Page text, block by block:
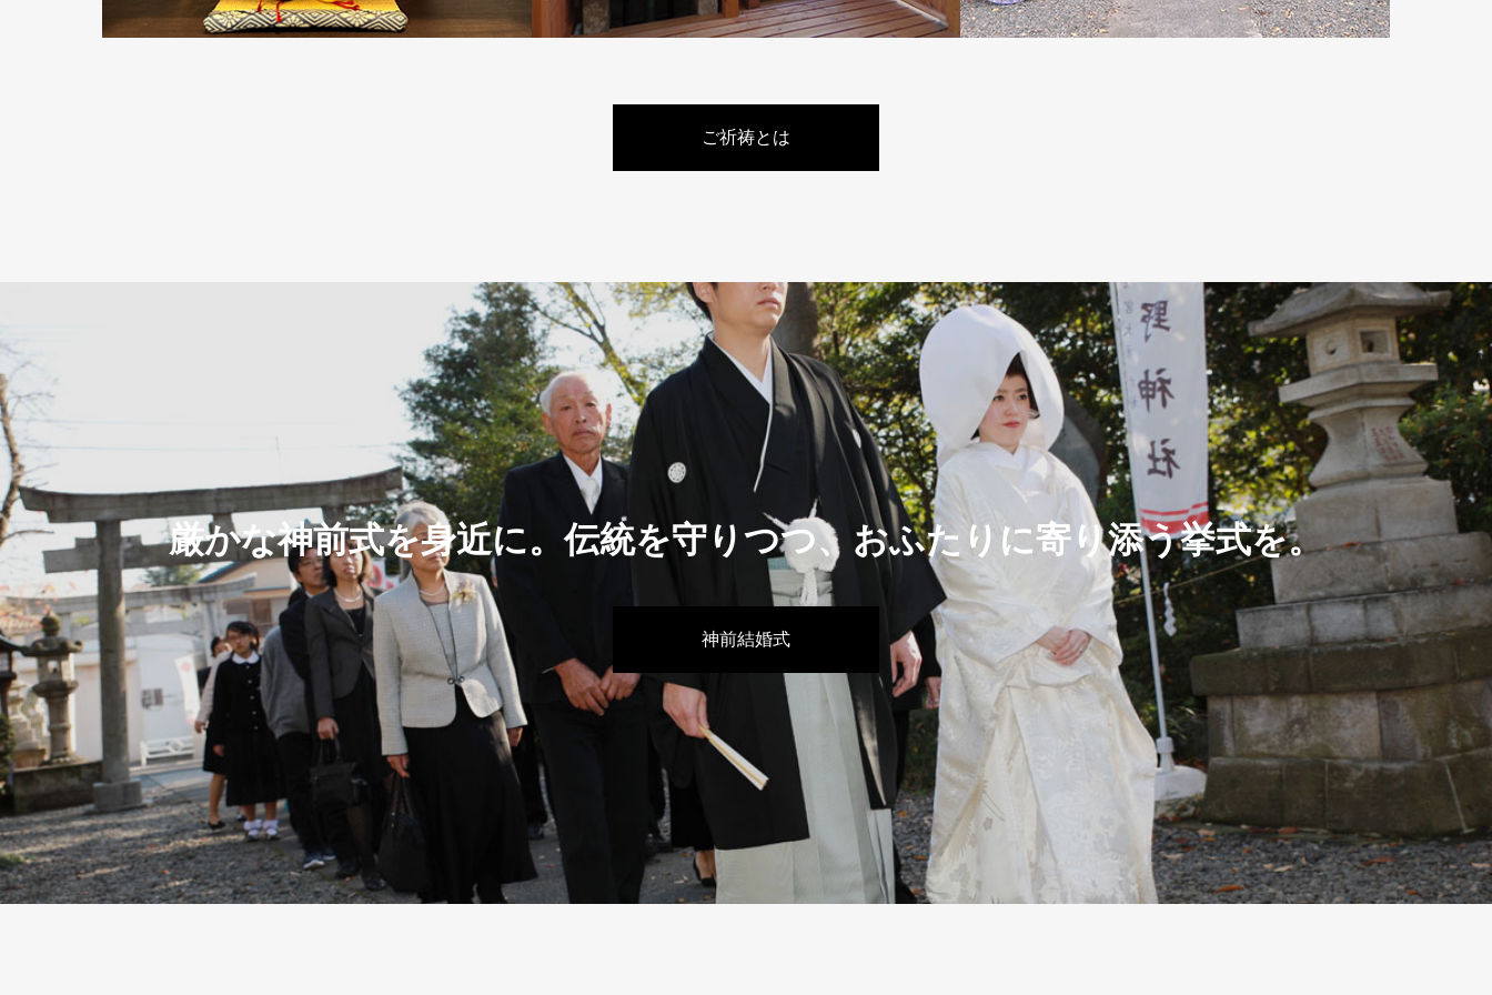
ご祈祷とは
厳かな神前式を身近に。伝統を守りつつ、おふたりに寄り添う挙式を。
神前結婚式